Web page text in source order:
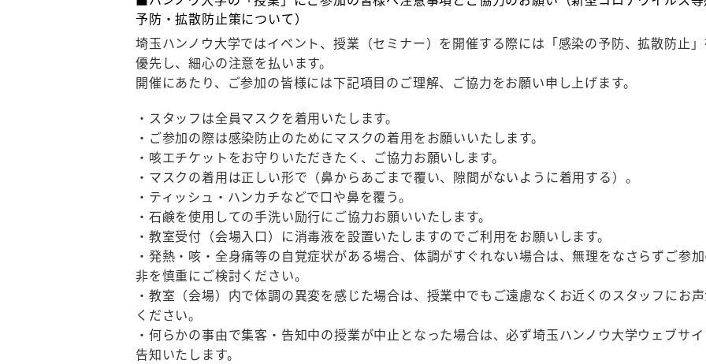
予防・拡散防止策について）
埼玉ハンノウ大学ではイベント、授業（セミナー）を開催する際には「感染の予防、拡散防止
優先し、細心の注意を払います。
開催にあたり、ご参加の皆様には下記項目のご理解、ご協力をお願い申し上げます。
・スタッフは全員マスクを着用いたします。
・ご参加の際は感染防止のためにマスクの着用をお願いいたします。
・咳エチケットをお守りいただきたく、ご協力お願いします。
・マスクの着用は正しい形で（鼻からあごまで覆い、隙間がないように着用する）。
・ティッシュ・ハンカチなどで口や鼻を覆う。
・石鹸を使用しての手洗い励行にご協力お願いいたします。
・教室受付（会場入口）に消毒液を設置いたしますのでご利用をお願いします。
・発熱・咳・全身痛等の自覚症状がある場合、体調がすぐれない場合は、無理をなさらずご参
非を慎重にご検討ください。
・教室（会場）内で体調の異変を感じた場合は、授業中でもご遠慮なくお近くのスタッフにお
ください。
・何らかの事由で集客・告知中の授業が中止となった場合は、必ず埼玉ハンノウ大学ウェブサ
告知いたします。